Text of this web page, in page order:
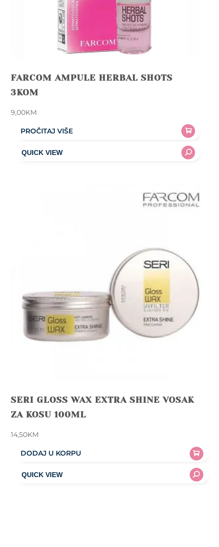
FARCOM AMPULE HERBAL SHOTS
3KOM
9,00KM
PROČITAJ VIŠE
SERI GLOSS WAX EXTRA SHINE VOSAK
ZA KOSU 100ML
14,50KM
DODAJ U KORPU